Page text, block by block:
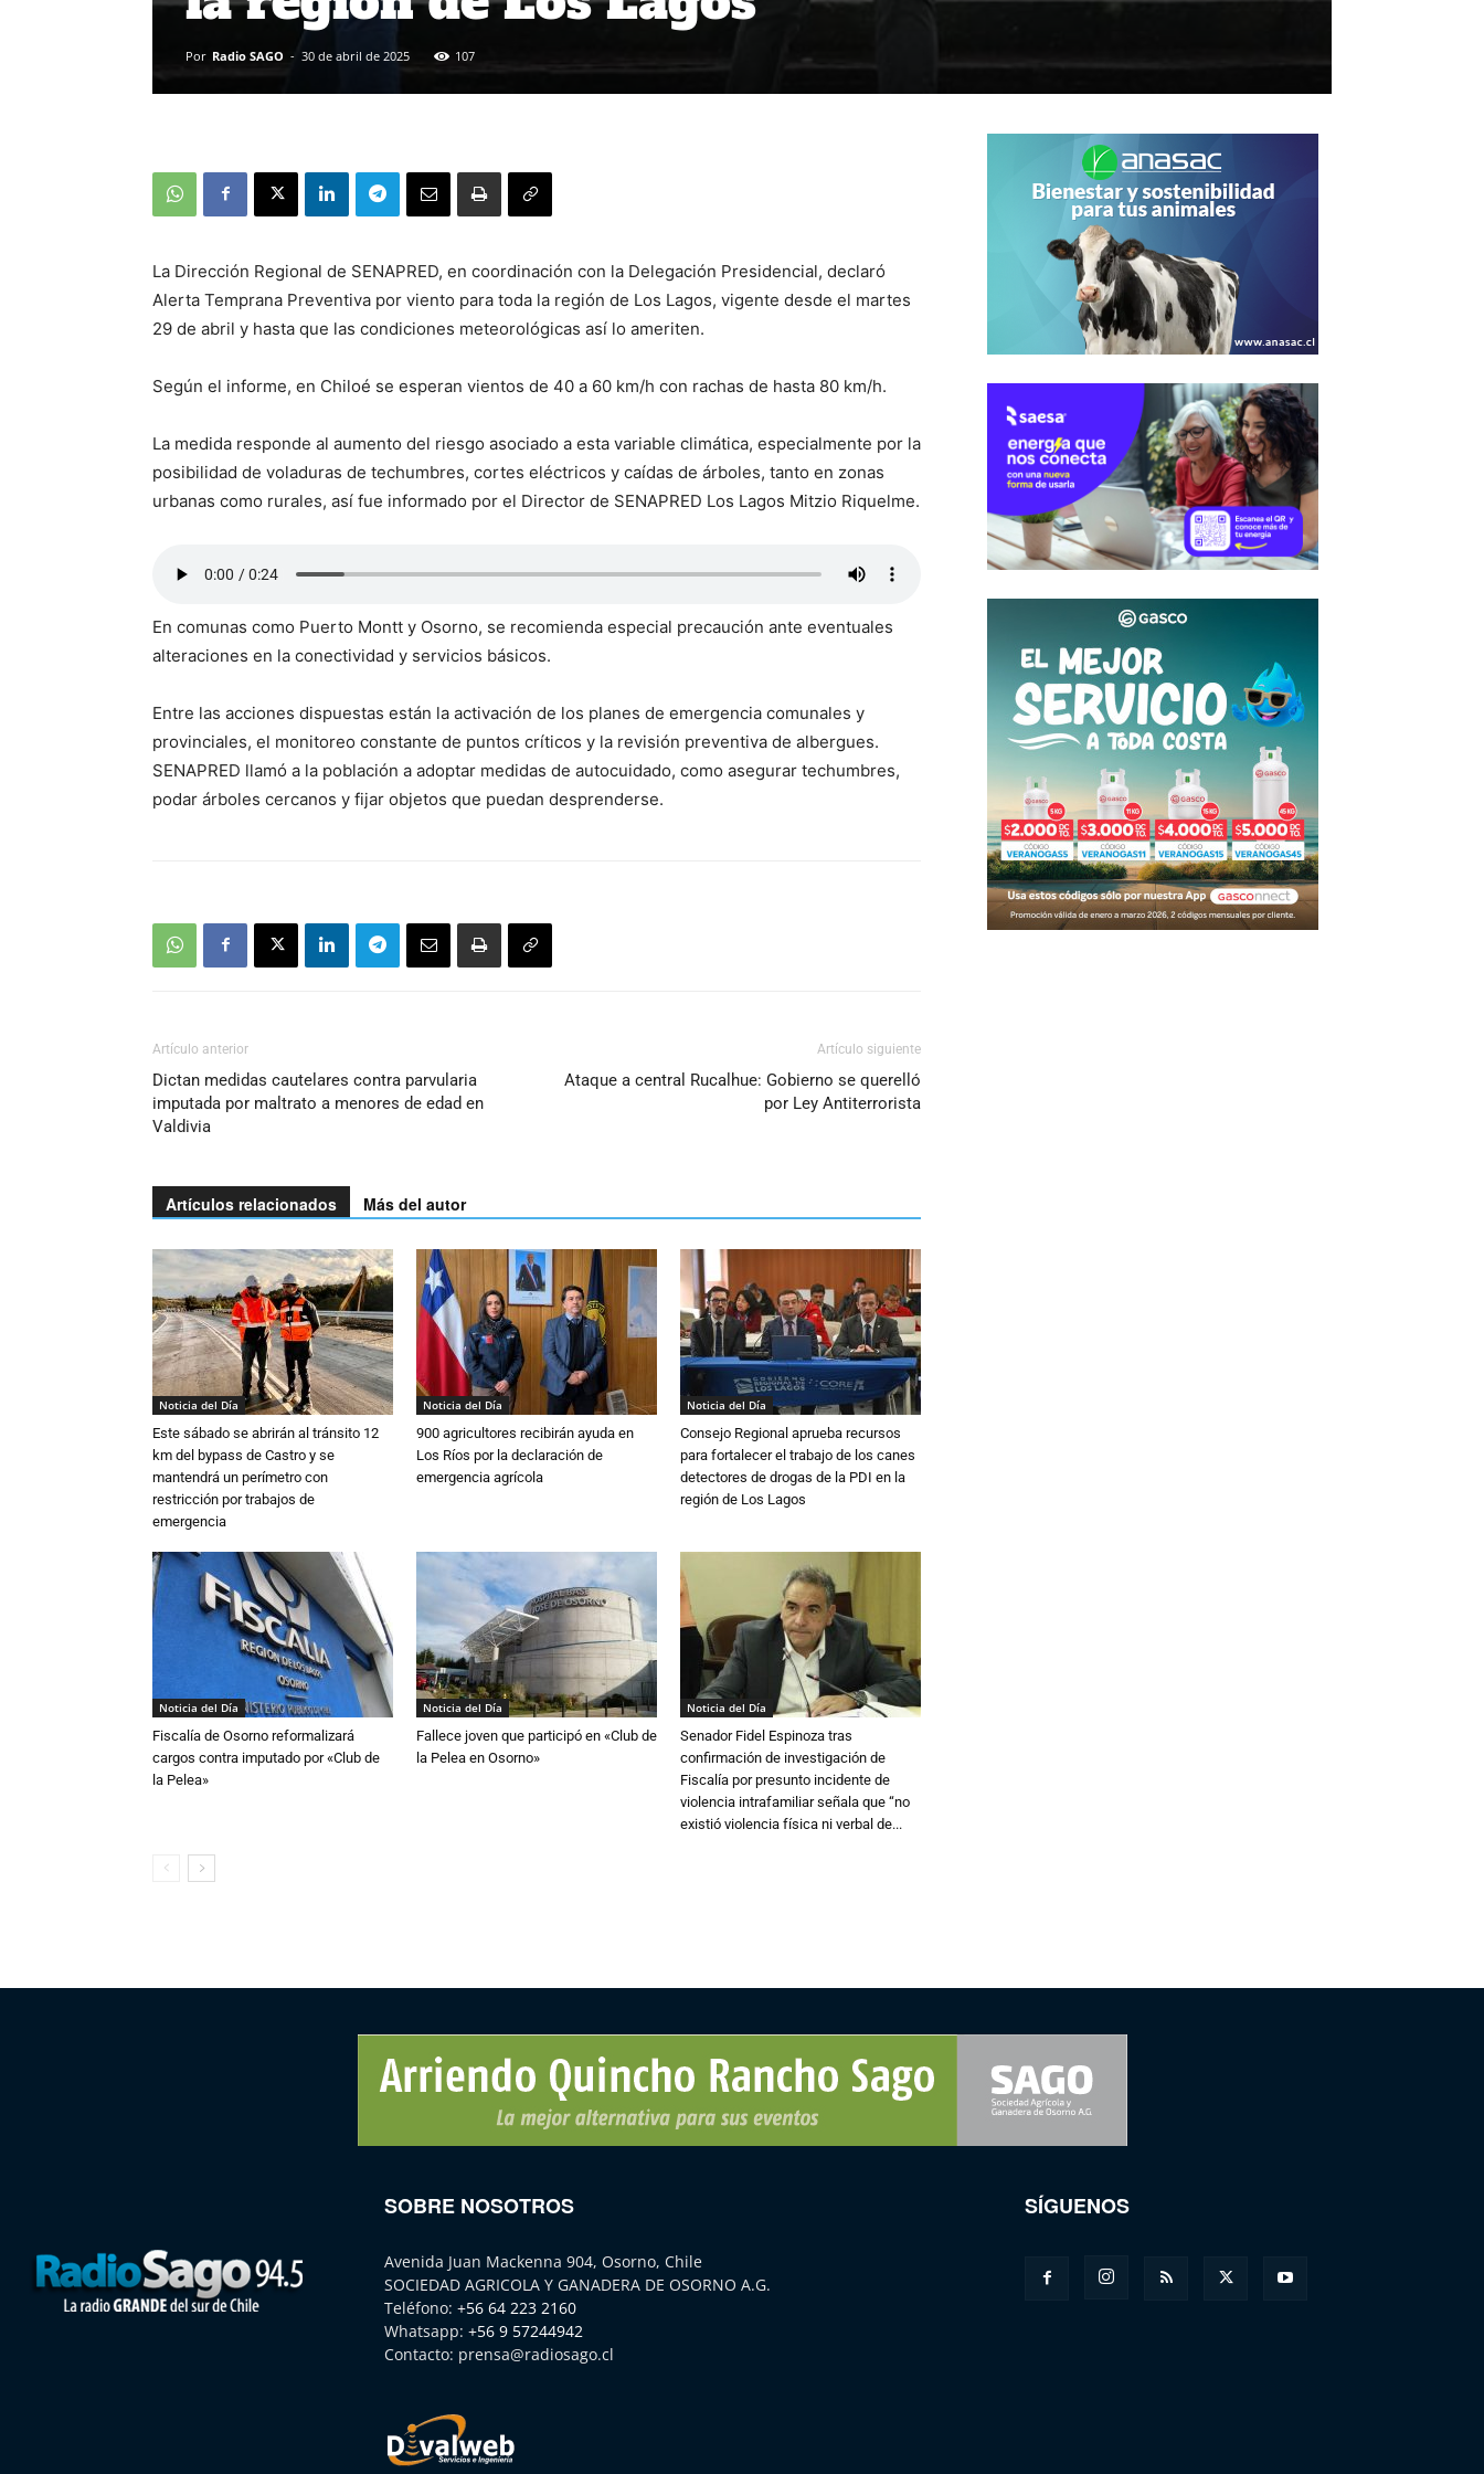
Por Radio SAGO - 30 de abril de 2025 107
La Dirección Regional de SENAPRED, en coordinación con la Delegación Presidencial, declaró
Alerta Temprana Preventiva por viento para toda la región de Los Lagos, vigente desde el martes
29 de abril y hasta que las condiciones meteorológicas así lo ameriten.
Según el informe, en Chiloé se esperan vientos de 40 a 60 km/h con rachas de hasta 80 km/h.
La medida responde al aumento del riesgo asociado a esta variable climática, especialmente por la
posibilidad de voladuras de techumbres, cortes eléctricos y caídas de árboles, tanto en zonas
urbanas como rurales, así fue informado por el Director de SENAPRED Los Lagos Mitzio Riquelme.
En comunas como Puerto Montt y Osorno, se recomienda especial precaución ante eventuales
alteraciones en la conectividad y servicios básicos.
Entre las acciones dispuestas están la activación de los planes de emergencia comunales y
provinciales, el monitoreo constante de puntos críticos y la revisión preventiva de albergues.
SENAPRED llamó a la población a adoptar medidas de autocuidado, como asegurar techumbres,
podar árboles cercanos y fijar objetos que puedan desprenderse.
Artículo anterior
Dictan medidas cautelares contra parvularia
imputada por maltrato a menores de edad en
Valdivia
Artículo siguiente
Ataque a central Rucalhue: Gobierno se querelló
por Ley Antiterrorista
Artículos relacionados Más del autor
Noticia del Día
Este sábado se abrirán al tránsito 12
km del bypass de Castro y se
mantendrá un perímetro con
restricción por trabajos de
emergencia
Noticia del Día
900 agricultores recibirán ayuda en
Los Ríos por la declaración de
emergencia agrícola
Noticia del Día
Consejo Regional aprueba recursos
para fortalecer el trabajo de los canes
detectores de drogas de la PDI en la
región de Los Lagos
Noticia del Día
Fiscalía de Osorno reformalizará
cargos contra imputado por «Club de
la Pelea»
Noticia del Día
Fallece joven que participó en «Club de
la Pelea en Osorno»
Noticia del Día
Senador Fidel Espinoza tras
confirmación de investigación de
Fiscalía por presunto incidente de
violencia intrafamiliar señala que “no
existió violencia física ni verbal de...
SOBRE NOSOTROS
Avenida Juan Mackenna 904, Osorno, Chile
SOCIEDAD AGRICOLA Y GANADERA DE OSORNO A.G.
Teléfono: +56 64 223 2160
Whatsapp: +56 9 57244942
Contacto: prensa@radiosago.cl
SÍGUENOS